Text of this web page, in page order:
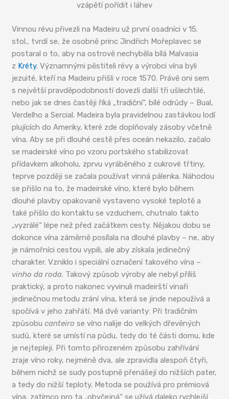
vzápětí pořídit i láhev
Vinnou révu přivezli na Madeiru už první osadníci v 15.
stol., tvrdí se, že osobně princ Jindřich Mořeplavec se
postaral o to, aby na ostrově nechyběla bílá Malvasia
z Kréty. Významnými pěstiteli révy a výrobci vína byli
jezuité, kteří na Madeiru přišli v roce 1570. Právě oni sem
s největší pravděpodobností dovezli další tři ušlechtilé,
nebo jak se dnes častěji říká „tradiční“, bílé odrůdy – Bual,
Verdelho a Sercial. Madeira byla pravidelnou zastávkou lodí
plujících do Ameriky, které zde doplňovaly zásoby včetně
vína. Aby se při dlouhé cestě přes oceán nekazilo, začalo
se madeirské víno po vzoru portského stabilizovat
přídavkem alkoholu, zprvu vyráběného z cukrové třtiny,
teprve později se začala používat vinná pálenka. Náhodou
se přišlo na to, že madeirské víno, které bylo během
dlouhé plavby opakovaně vystaveno vysoké teplotě a
také přišlo do kontaktu se vzduchem, chutnalo takto
„vyzrálé“ lépe než před začátkem cesty. Nějakou dobu se
dokonce vína záměrně posílala na dlouhé plavby – ne, aby
je námořníci cestou vypili, ale aby získala jedinečný
charakter. Vzniklo i speciální označení takového vína –
vinho da roda. Takový způsob výroby ale nebyl příliš
praktický, a proto nakonec vyvinuli madeirští vinaři
jedinečnou metodu zrání vína, která se jinde nepoužívá a
spočívá v jeho zahřátí. Má dvě varianty: Při tradičním
způsobucanteiro se víno nalije do velkých dřevěných
sudů, které se umístí na půdu, tedy do té části domu, kde
je nejtepleji. Při tomto přirozeném způsobu zahřívání
zraje víno roky, nejméně dva, ale zpravidla alespoň čtyři,
během nichž se sudy postupně přenášejí do nižších pater,
a tedy do nižší teploty. Metoda se používá pro prémiová
vína, zatímco pro ta „obyčejná“ se užívá daleko rychlejší